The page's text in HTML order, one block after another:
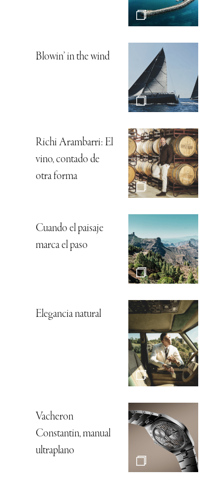
Blowin’ in the wind
Richi Arambarri: El
vino, contado de
otra forma
Cuando el paisaje
marca el paso
Elegancia natural
Vacheron
Constantin, manual
ultraplano